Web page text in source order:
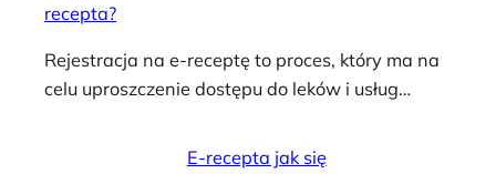
recepta?
Rejestracja na e-receptę to proces, który ma na
celu uproszczenie dostępu do leków i usług…
E-recepta jak się